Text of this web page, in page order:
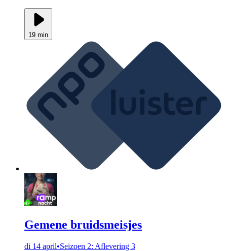
19 min
Gemene bruidsmeisjes
di 14 april•Seizoen 2: Aflevering 3